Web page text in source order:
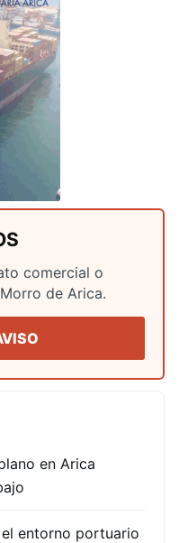
comercial o
de Arica.
en Arica
entorno portuario